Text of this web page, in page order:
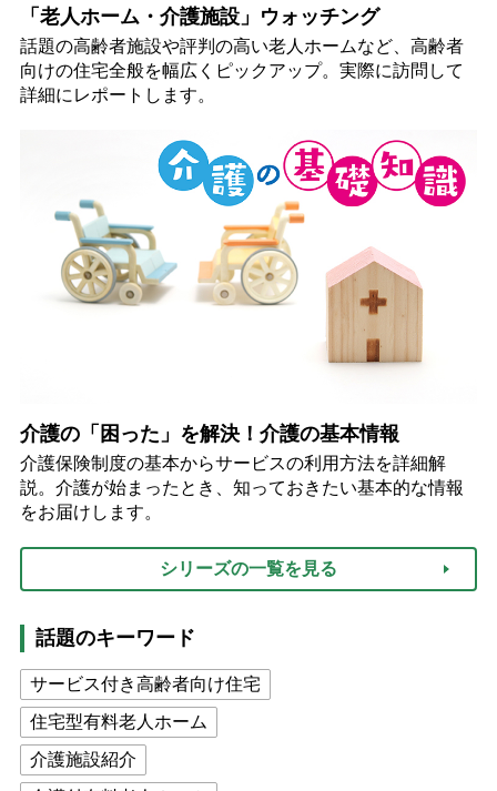
「老人ホーム・介護施設」ウォッチング
話題の高齢者施設や評判の高い老人ホームなど、高齢者
向けの住宅全般を幅広くピックアップ。実際に訪問して
詳細にレポートします。
介護の「困った」を解決！介護の基本情報
介護保険制度の基本からサービスの利用方法を詳細解
説。介護が始まったとき、知っておきたい基本的な情報
をお届けします。
シリーズの一覧を見る
話題のキーワード
サービス付き高齢者向け住宅
住宅型有料老人ホーム
介護施設紹介